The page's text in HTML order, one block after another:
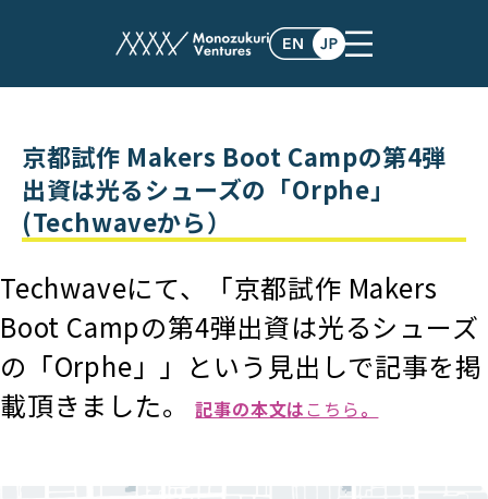
post
京都試作 Makers Boot Campの第4弾
出資は光るシューズの「Orphe」
(Techwaveから）
Techwaveにて、「京都試作 Makers
Boot Campの第4弾出資は光るシューズ
の「Orphe」」という見出しで記事を掲
載頂きました。記事の本文は こちら。